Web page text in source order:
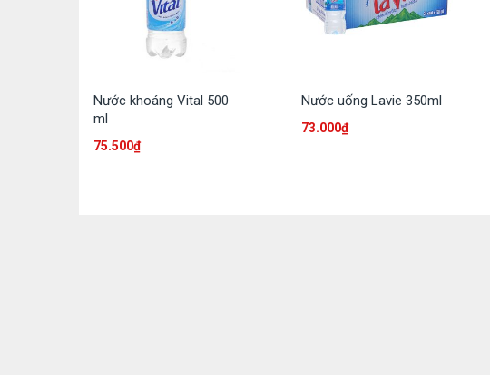
Nước khoáng Vital 500
ml
75.500₫
Nước uống Lavie 350ml
73.000₫